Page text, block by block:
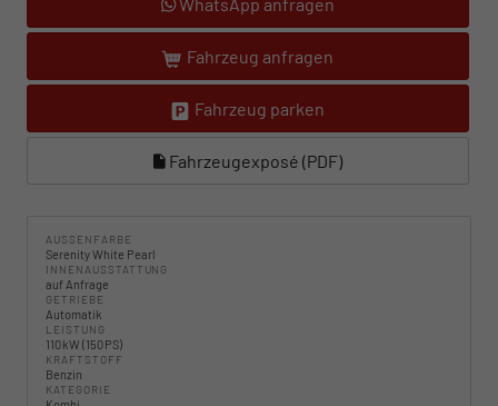
WhatsApp anfragen
Fahrzeug anfragen
Fahrzeug parken
Fahrzeugexposé (PDF)
AUSSENFARBE
Serenity White Pearl
INNENAUSSTATTUNG
auf Anfrage
GETRIEBE
Automatik
LEISTUNG
110 kW (150 PS)
KRAFTSTOFF
Benzin
KATEGORIE